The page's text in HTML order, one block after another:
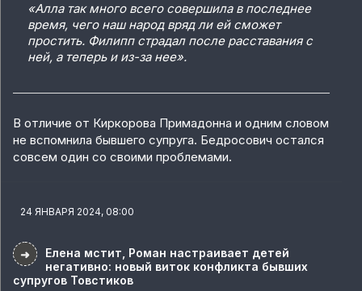
«Алла так много всего совершила в последнее
время, чего наш народ вряд ли ей сможет
простить. Филипп страдал после расставания с
ней, а теперь и из-за нее».
В отличие от Киркорова Примадонна и одним словом
не вспомнила бывшего супруга. Бедросович остался
совсем один со своими проблемами.
24 ЯНВАРЯ 2024, 08:00
➜
Елена мстит, Роман настраивает детей
негативно: новый виток конфликта бывших
супругов Товстиков